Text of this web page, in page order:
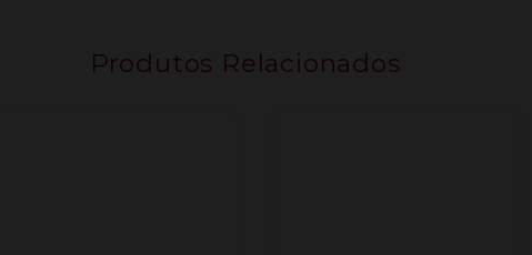
Produtos Relacionados